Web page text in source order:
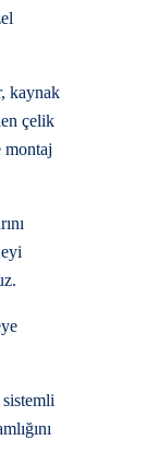
kaynak
çelik
montaj